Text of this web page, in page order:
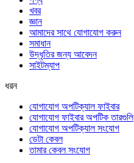
খবর
জ্ঞান
আমাদের সাথে যোগাযোগ করুন
সমাধান
উদ্ধৃতির জন্য আবেদন
সাইটম্যাপ
ধরন
যোগাযোগ অপটিক্যাল ফাইবার
যোগাযোগ ফাইবার অপটিক তারগুলি
যোগাযোগ অপটিক্যাল সংযোগ
ডেটা কেবল
তামার কেবল সংযোগ